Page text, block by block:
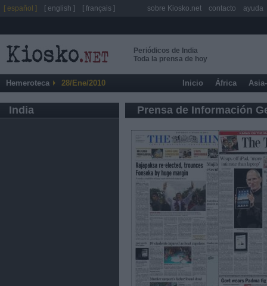
Periódicos de India
Toda la prensa de hoy
Hemeroteca 28/Ene/2010 Inicio África
India Prensa de Información
[ español ] [ english ] [ français ] sobre Kiosko.net contacto ayuda